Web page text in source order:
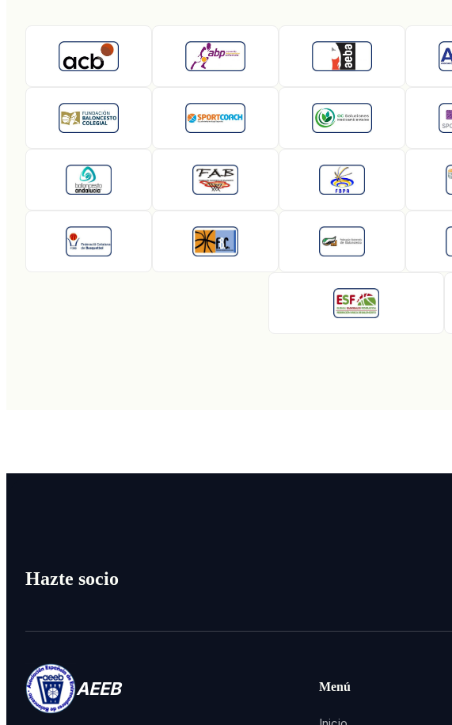
Hazte socio
AEEB Menú